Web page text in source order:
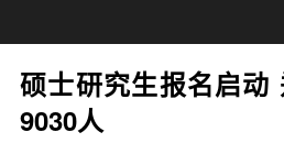
硕士研究生报名启动
9030人